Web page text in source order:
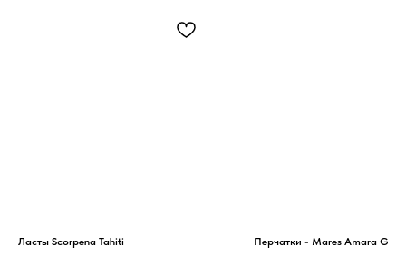
Ласты Scorpena Tahiti
Перчатки - Mares Amara